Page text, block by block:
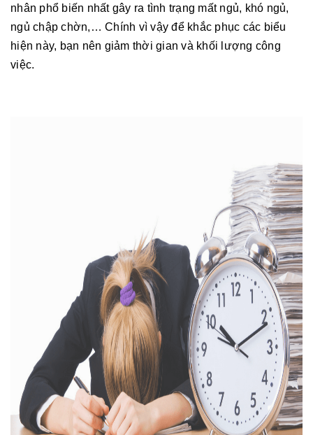
nhân phổ biến nhất gây ra tình trạng mất ngủ, khó ngủ,
ngủ chập chờn,… Chính vì vậy để khắc phục các biểu
hiện này, bạn nên giảm thời gian và khối lượng công
việc.